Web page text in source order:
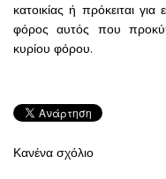
κατοικίας ή πρόκειται
φόρος αυτός που
κυρίου φόρου.
Κανένα σχόλιο